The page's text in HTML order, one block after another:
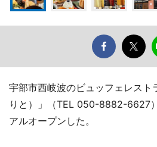
宇部市西岐波のビュッフェレスト
りと）」（TEL 050-8882-6627
アルオープンした。